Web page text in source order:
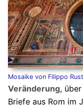
Mosaike von Filippo
Veränderung,
Briefe aus Rom im